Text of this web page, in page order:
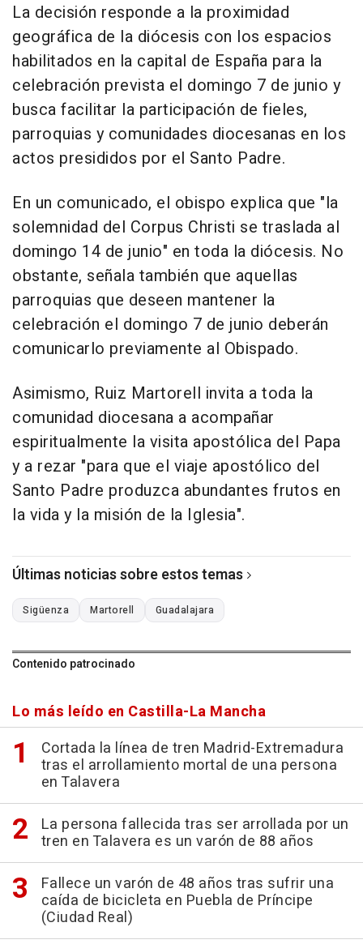
La decisión responde a la proximidad
geográfica de la diócesis con los espacios
habilitados en la capital de España para la
celebración prevista el domingo 7 de junio y
busca facilitar la participación de fieles,
parroquias y comunidades diocesanas en los
actos presididos por el Santo Padre.
En un comunicado, el obispo explica que "la
solemnidad del Corpus Christi se traslada al
domingo 14 de junio" en toda la diócesis. No
obstante, señala también que aquellas
parroquias que deseen mantener la
celebración el domingo 7 de junio deberán
comunicarlo previamente al Obispado.
Asimismo, Ruiz Martorell invita a toda la
comunidad diocesana a acompañar
espiritualmente la visita apostólica del Papa
y a rezar "para que el viaje apostólico del
Santo Padre produzca abundantes frutos en
la vida y la misión de la Iglesia".
Últimas noticias sobre estos temas
Sigüenza Martorell Guadalajara
Contenido patrocinado
Lo más leído en Castilla-La Mancha
Cortada la línea de tren Madrid-Extremadura
tras el arrollamiento mortal de una persona
en Talavera
La persona fallecida tras ser arrollada por un
tren en Talavera es un varón de 88 años
Fallece un varón de 48 años tras sufrir una
caída de bicicleta en Puebla de Príncipe
(Ciudad Real)